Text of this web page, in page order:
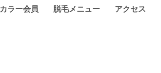
カラー会員 脱毛メニュー アクセス